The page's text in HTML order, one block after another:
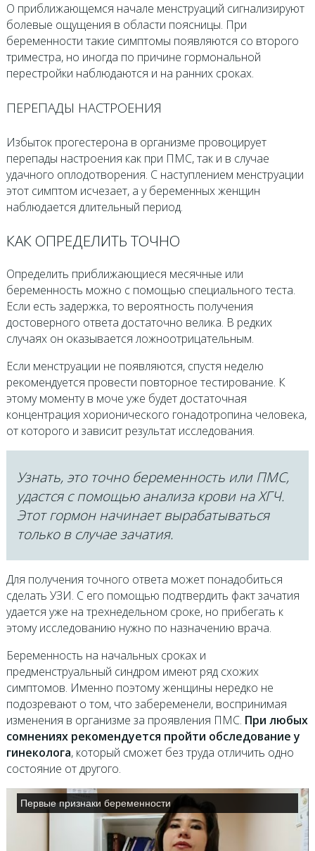
О приближающемся начале менструаций сигнализируют
болевые ощущения в области поясницы. При
беременности такие симптомы появляются со второго
триместра, но иногда по причине гормональной
перестройки наблюдаются и на ранних сроках.
ПЕРЕПАДЫ НАСТРОЕНИЯ
Избыток прогестерона в организме провоцирует
перепады настроения как при ПМС, так и в случае
удачного оплодотворения. С наступлением менструации
этот симптом исчезает, а у беременных женщин
наблюдается длительный период.
КАК ОПРЕДЕЛИТЬ ТОЧНО
Определить приближающиеся месячные или
беременность можно с помощью специального теста.
Если есть задержка, то вероятность получения
достоверного ответа достаточно велика. В редких
случаях он оказывается ложноотрицательным.
Если менструации не появляются, спустя неделю
рекомендуется провести повторное тестирование. К
этому моменту в моче уже будет достаточная
концентрация хорионического гонадотропина человека,
от которого и зависит результат исследования.
Узнать, это точно беременность или ПМС,
удастся с помощью анализа крови на ХГЧ.
Этот гормон начинает вырабатываться
только в случае зачатия.
Для получения точного ответа может понадобиться
сделать УЗИ. С его помощью подтвердить факт зачатия
удается уже на трехнедельном сроке, но прибегать к
этому исследованию нужно по назначению врача.
Беременность на начальных сроках и
предменструальный синдром имеют ряд схожих
симптомов. Именно поэтому женщины нередко не
подозревают о том, что забеременели, воспринимая
изменения в организме за проявления ПМС. При любых
сомнениях рекомендуется пройти обследование у
гинеколога, который сможет без труда отличить одно
состояние от другого.
Первые признаки беременности